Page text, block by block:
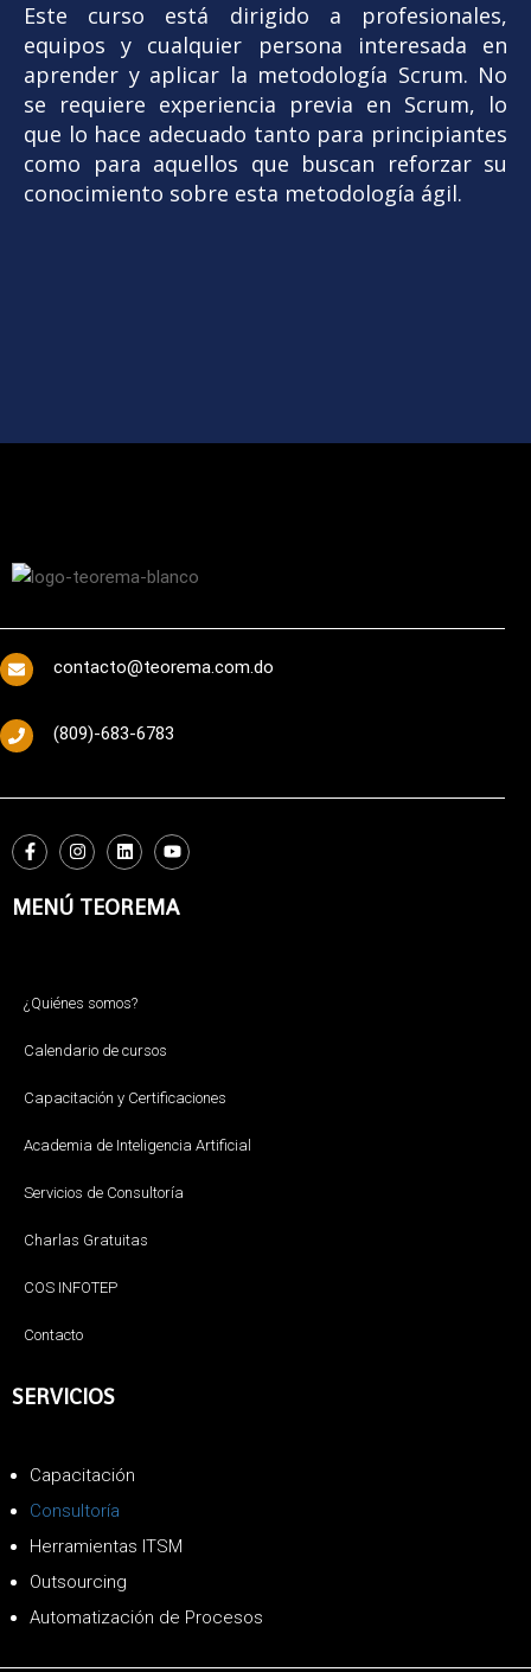
Este curso está dirigido a profesionales,
equipos y cualquier persona interesada en
aprender y aplicar la metodología Scrum. No
se requiere experiencia previa en Scrum, lo
que lo hace adecuado tanto para principiantes
como para aquellos que buscan reforzar su
conocimiento sobre esta metodología ágil.
contacto@teorema.com.do
(809)-683-6783
MENÚ TEOREMA
¿Quiénes somos?
Calendario de cursos
Capacitación y Certificaciones
Academia de Inteligencia Artificial
Servicios de Consultoría
Charlas Gratuitas
COS INFOTEP
Contacto
SERVICIOS
Capacitación
Consultoría
Herramientas ITSM
Outsourcing
Automatización de Procesos